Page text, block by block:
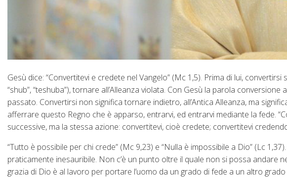
Gesù dice: “Convertitevi e credete nel Vangelo” (Mc 1,5). Prima di lui,
“shub”, “teshuba”), tornare all’Alleanza violata. Con Gesù la parola
passato. Convertirsi non significa tornare indietro, all’Antica Alleanza, ma
afferrare questo Regno che è apparso, entrarvi, ed entrarvi mediante la fede.
successive, ma la stessa azione: convertitevi, cioè credete; convertitevi
“Tutto è possibile per chi crede” (Mc 9,23) e “Nulla è impossibile a Dio” (Lc
praticamente inesauribile. Non c’è un punto oltre il quale non si possa andare
grazia di Dio è al lavoro per portare l’uomo da un grado di fede a un altro